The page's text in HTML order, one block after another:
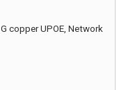
copper UPOE, Network